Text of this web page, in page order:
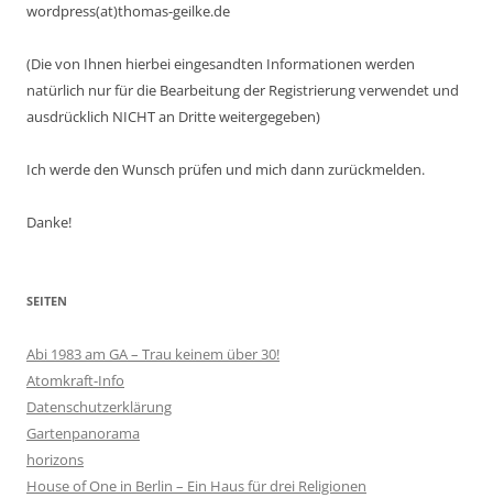
wordpress(at)thomas-geilke.de
(Die von Ihnen hierbei eingesandten Informationen werden
natürlich nur für die Bearbeitung der Registrierung verwendet und
ausdrücklich NICHT an Dritte weitergegeben)
Ich werde den Wunsch prüfen und mich dann zurückmelden.
Danke!
SEITEN
Abi 1983 am GA – Trau keinem über 30!
Atomkraft-Info
Datenschutzerklärung
Gartenpanorama
horizons
House of One in Berlin – Ein Haus für drei Religionen